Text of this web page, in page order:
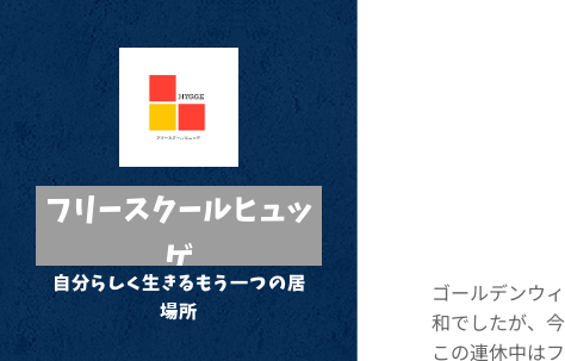
フリースクールヒュッ
ゲ
自分らしく生きるもう一つの居
場所
ゴールデンウ
和でしたが、
この連休中は